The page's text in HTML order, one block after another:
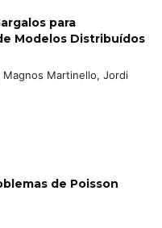
para
Modelos Distribuídos
Martinello, Jordi
de Poisson